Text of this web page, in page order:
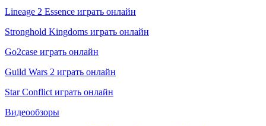
Lineage 2 Essence играть онлайн
Stronghold Kingdoms играть онлайн
Go2case играть онлайн
Guild Wars 2 играть онлайн
Star Conflict играть онлайн
Видеообзоры